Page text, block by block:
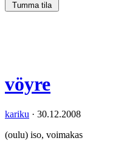
Tumma tila
vöyre
kariku · 30.12.2008
(oulu) iso, voimakas